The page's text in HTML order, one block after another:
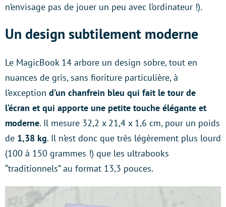
n’envisage pas de jouer un peu avec l’ordinateur !).
Un design subtilement moderne
Le MagicBook 14 arbore un design sobre, tout en
nuances de gris, sans fioriture particulière, à
l’exception d’un chanfrein bleu qui fait le tour de
l’écran et qui apporte une petite touche élégante et
moderne. Il mesure 32,2 x 21,4 x 1,6 cm, pour un poids
de 1,38 kg. Il n’est donc que très légèrement plus lourd
(100 à 150 grammes !) que les ultrabooks
“traditionnels” au format 13,3 pouces.